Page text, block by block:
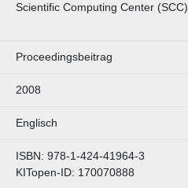
Scientific Computing Center (SCC)
Proceedingsbeitrag
2008
Englisch
ISBN: 978-1-424-41964-3
KITopen-ID: 170070888